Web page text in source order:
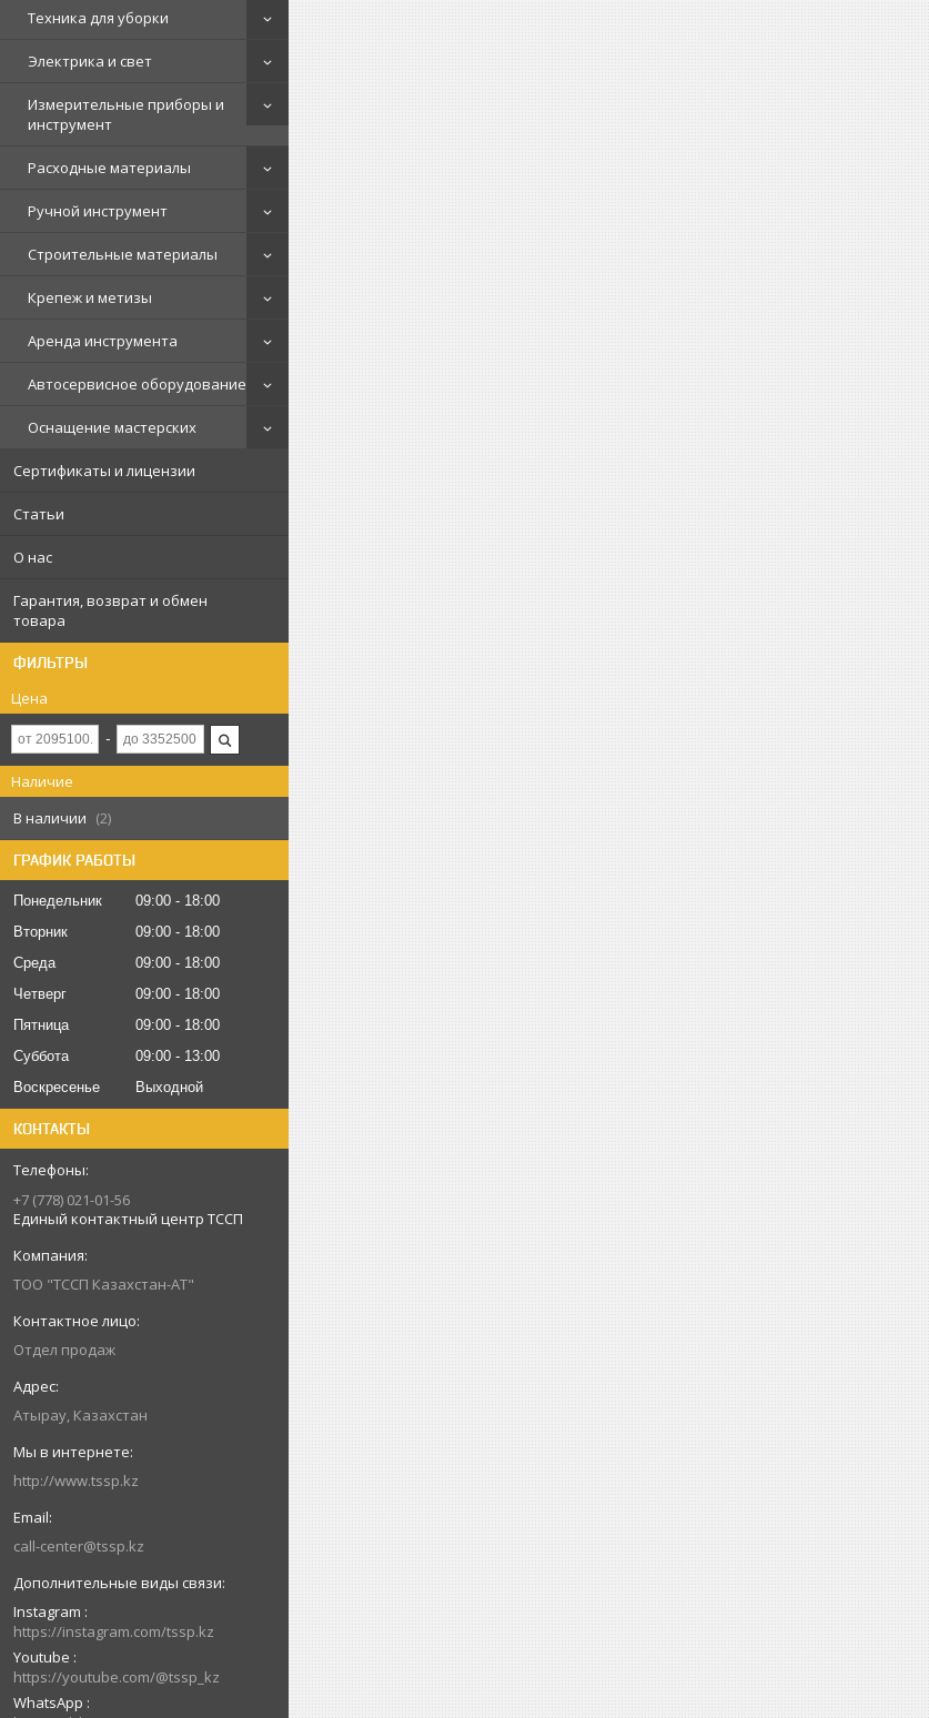
Техника для уборки
Электрика и свет
Измерительные приборы и
инструмент
Расходные материалы
Ручной инструмент
Строительные материалы
Крепеж и метизы
Аренда инструмента
Автосервисное оборудование
Оснащение мастерских
Сертификаты и лицензии
Статьи
О нас
Гарантия, возврат и обмен
товара
ФИЛЬТРЫ
Цена
Наличие
В наличии
2
ГРАФИК РАБОТЫ
Понедельник 09:00
18:00
Вторник
09:00
18:00
Среда
09:00
18:00
Четверг
09:00
18:00
Пятница
09:00
18:00
Суббота
09:00
13:00
Воскресенье
Выходной
КОНТАКТЫ
+7 (778) 021-01-56
Единый контактный центр ТССП
ТОО "ТССП Казахстан-АТ"
Отдел продаж
Атырау, Казахстан
http://www.tssp.kz
call-center@tssp.kz
Instagram
https://instagram.com/tssp.kz
Youtube
https://youtube.com/@tssp_kz
WhatsApp